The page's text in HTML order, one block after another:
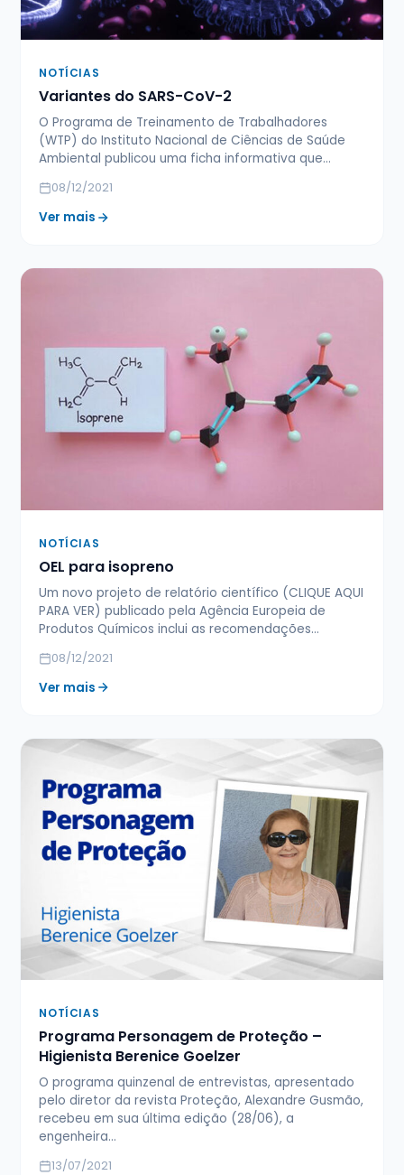
NOTÍCIAS
Variantes do SARS-CoV-2
O Programa de Treinamento de Trabalhadores
(WTP) do Instituto Nacional de Ciências de Saúde
Ambiental publicou uma ficha informativa que…
08/12/2021
Ver mais
NOTÍCIAS
OEL para isopreno
Um novo projeto de relatório científico (CLIQUE AQUI
PARA VER) publicado pela Agência Europeia de
Produtos Químicos inclui as recomendações…
08/12/2021
Ver mais
NOTÍCIAS
Programa Personagem de Proteção –
Higienista Berenice Goelzer
O programa quinzenal de entrevistas, apresentado
pelo diretor da revista Proteção, Alexandre Gusmão,
recebeu em sua última edição (28/06), a
engenheira…
13/07/2021